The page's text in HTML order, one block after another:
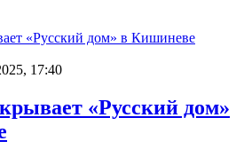
17:40
«Русский дом»